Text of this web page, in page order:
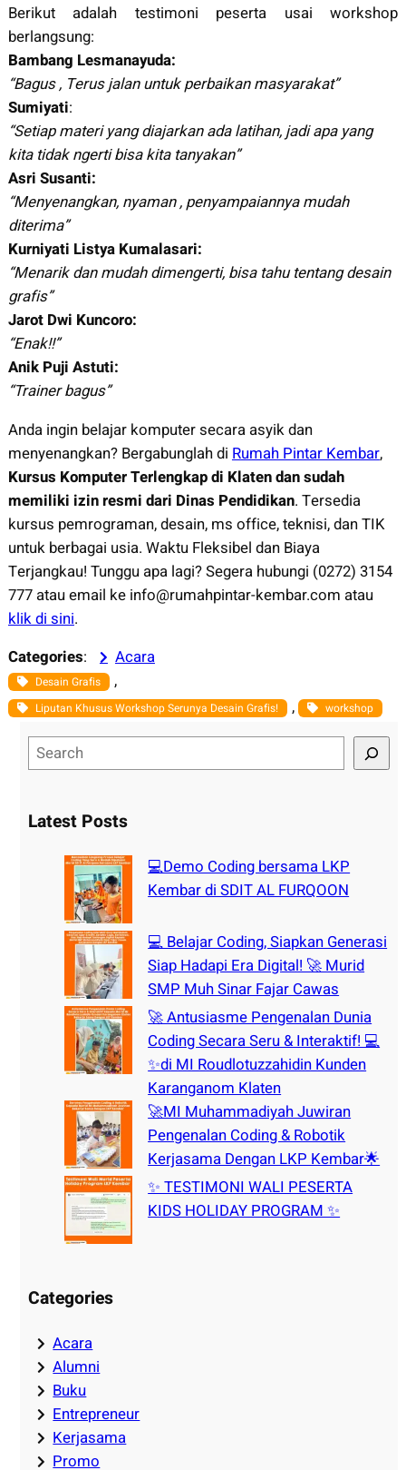
Berikut adalah testimoni peserta usai workshop
berlangsung:
Bambang Lesmanayuda:
“Bagus , Terus jalan untuk perbaikan masyarakat”
Sumiyati:
“Setiap materi yang diajarkan ada latihan, jadi apa yang
kita tidak ngerti bisa kita tanyakan”
Asri Susanti:
“Menyenangkan, nyaman , penyampaiannya mudah
diterima”
Kurniyati Listya Kumalasari:
“Menarik dan mudah dimengerti, bisa tahu tentang desain
grafis”
Jarot Dwi Kuncoro:
“Enak!!”
Anik Puji Astuti:
“Trainer bagus”
Anda ingin belajar komputer secara asyik dan
menyenangkan? Bergabunglah di Rumah Pintar Kembar,
Kursus Komputer Terlengkap di Klaten dan sudah
memiliki izin resmi dari Dinas Pendidikan. Tersedia
kursus pemrograman, desain, ms office, teknisi, dan TIK
untuk berbagai usia. Waktu Fleksibel dan Biaya
Terjangkau! Tunggu apa lagi? Segera hubungi (0272) 3154
777 atau email ke info@rumahpintar-kembar.com atau
klik di sini.
Categories: Acara
Desain Grafis ,
Liputan Khusus Workshop Serunya Desain Grafis! , workshop
e
rLatest Posts
💻Demo Coding bersama LKP
Kembar di SDIT AL FURQOON
💻 Belajar Coding, Siapkan Generasi
Siap Hadapi Era Digital! 🚀 Murid
SMP Muh Sinar Fajar Cawas
🚀 Antusiasme Pengenalan Dunia
Coding Secara Seru & Interaktif! 💻
✨di MI Roudlotuzzahidin Kunden
Karanganom Klaten
🚀MI Muhammadiyah Juwiran
Pengenalan Coding & Robotik
Kerjasama Dengan LKP Kembar🌟
✨ TESTIMONI WALI PESERTA
KIDS HOLIDAY PROGRAM ✨
Categories
Acara
Alumni
Buku
Entrepreneur
Kerjasama
Promo